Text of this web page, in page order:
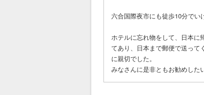
六合国際夜市にも徒歩10分でい
ホテルに忘れ物をして、日本に
てあり、日本まで郵便で送って
に親切でした。
みなさんに是非ともお勧めした